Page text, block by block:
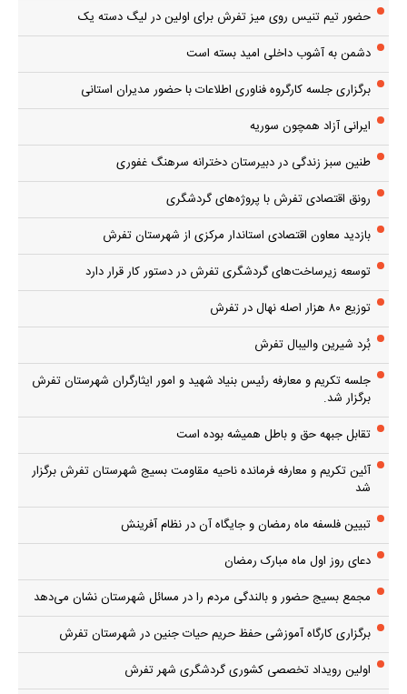
حضور تیم تنیس روی میز تفرش برای اولین در لیگ دسته یک
دشمن به آشوب داخلی امید بسته است
برگزاری جلسه کارگروه فناوری اطلاعات با حضور مدیران استانی
ایرانی آزاد همچون سوریه
طنین سبز زندگی در دبیرستان دخترانه سرهنگ غفوری
رونق اقتصادی تفرش با پروژه‌های گردشگری
بازدید معاون اقتصادی استاندار مرکزی از شهرستان تفرش
توسعه زیرساخت‌های گردشگری تفرش در دستور کار قرار دارد
توزیع ۸۰ هزار اصله نهال در تفرش
بُرد شیرین والیبال تفرش
جلسه تکریم و معارفه رئیس بنیاد شهید و امور ایثارگران شهرستان تفرش
برگزار شد.
تقابل جبهه حق و باطل همیشه بوده است
آئین تکریم و معارفه فرمانده ناحیه مقاومت بسیج شهرستان تفرش برگزار
شد
تبیین فلسفه ماه رمضان و جایگاه آن در نظام آفرینش
دعای روز اول ماه مبارک رمضان
مجمع بسیج حضور و بالندگی مردم را در مسائل شهرستان نشان می‌دهد
برگزاری کارگاه آموزشی حفظ حریم حیات جنین در شهرستان تفرش
اولین رویداد تخصصی کشوری گردشگری شهر تفرش